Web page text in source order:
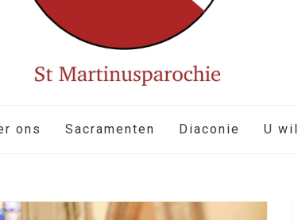
ons Sacramenten Diaconie U